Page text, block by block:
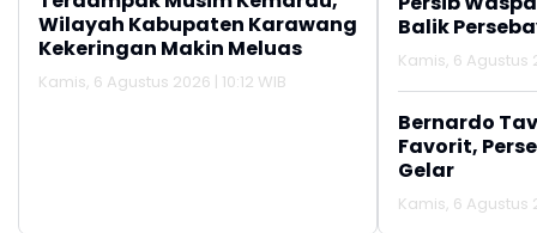
Wilayah Kabupaten Karawang
Kekeringan Makin Meluas
Kamis, 6 Agustus 2026 | 10:12 WIB
Balik
Kamis, 6 Agustus
Bernardo
Favorit,
Gelar
Kamis, 6 Agustus